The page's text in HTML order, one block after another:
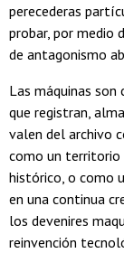
perecederas
probar, por medio
de antagonismo
Las máquinas
que registran,
valen del archivo
como un
histórico, o como
en una continua
los devenires
reinvención